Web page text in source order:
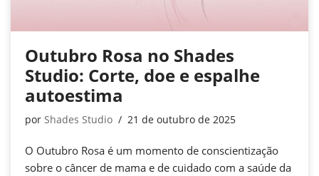
Outubro Rosa no Shades
Studio: Corte, doe e espalhe
autoestima
por Shades Studio 21 de outubro de 2025
O Outubro Rosa é um momento de conscientização
sobre o câncer de mama e de cuidado com a saúde da